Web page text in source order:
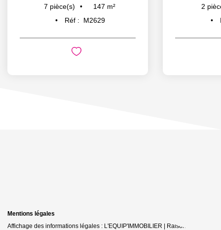
7 pièce(s) 147 m²
Réf :
M2629
2
Mentions légales
Affichage des informations légales : L'EQUIP'IMMOBILIER | Raison